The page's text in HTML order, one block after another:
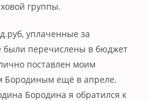
группы.
уплаченные за
были перечислены в бюджет
поставлен моим
Бородиным ещё в апреле.
Бородина я обратился к